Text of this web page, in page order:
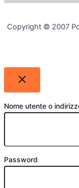
Copyright © 2007
Nome utente o
Password